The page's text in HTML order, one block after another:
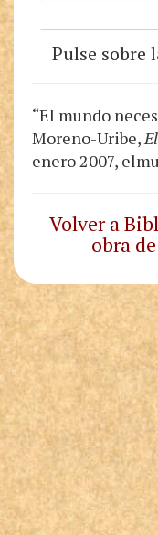
Pulse sobre
“El mundo
Moreno-Uribe,
enero 2007,
Volver a
obra